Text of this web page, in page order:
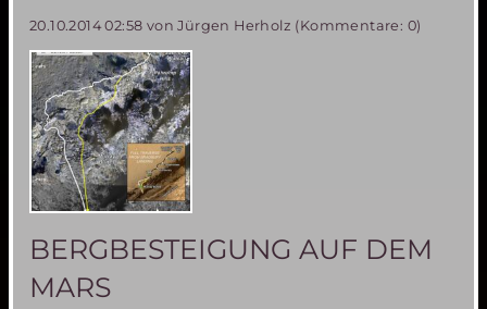
Mal
„Raumfahrttage“
in
Neubrandenburg
vom
13.
bis
16.
November
2014
20.10.2014 02:58 von Jürgen Herholz (Kommentare: 0)
BERGBESTEIGUNG AUF DEM
MARS